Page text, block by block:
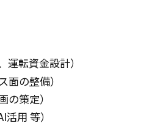
転資金設計）
の整備）
策定）
用 等）